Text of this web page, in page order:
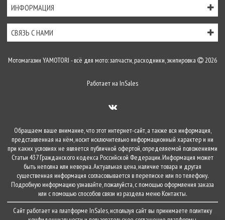
ИНФОРМАЦИЯ
СВЯЗЬ С НАМИ
Мотомагазин YAMOTORI - всё для мото: запчасти, расходники, экипировка 2026
Работает на InSales
Обращаем ваше внимание, что этот интернет-сайт, а также вся информация,
представленная на нём, носит исключительно информационный характер и ни
при каких условиях не является публичной офертой, определяемой положениями
Статьи 437 Гражданского кодекса Российской Федерации. Информация может
быть неполна или неверна. Актуальная цена, наличие товара и другая
существенная информация согласовывается в переписке или по телефону.
Подробную информацию узнавайте, пожалуйста, с помощью оформления заказа
или с помощью способов связи из раздела меню Контакты.
Сайт работает на платформе InSales, используя сайт вы принимаете политику